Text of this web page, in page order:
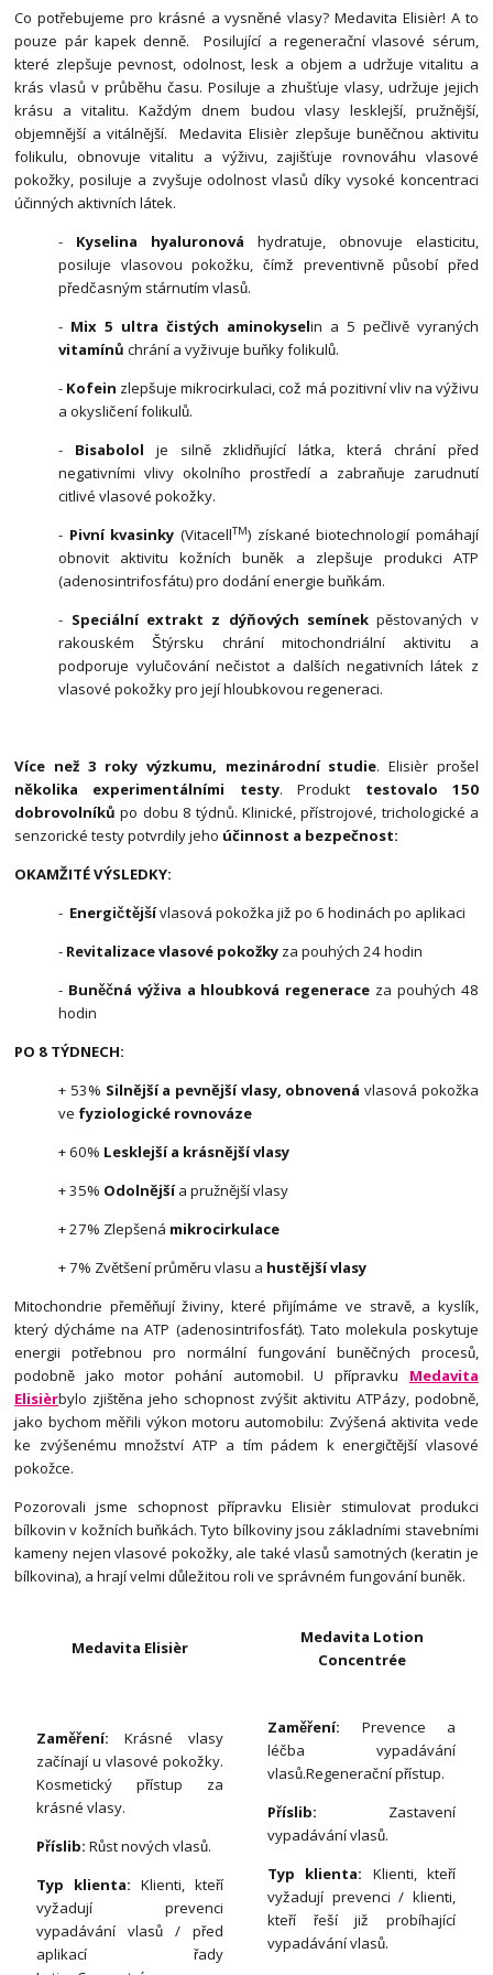
Co potřebujeme pro krásné a vysněné vlasy? Medavita Elisièr! A to
pouze pár kapek denně. Posilující a regenerační vlasové sérum,
které zlepšuje pevnost, odolnost, lesk a objem a udržuje vitalitu a
krás vlasů v průběhu času. Posiluje a zhušťuje vlasy, udržuje jejich
krásu a vitalitu. Každým dnem budou vlasy lesklejší, pružnější,
objemnější a vitálnější. Medavita Elisièr zlepšuje buněčnou aktivitu
folikulu, obnovuje vitalitu a výživu, zajišťuje rovnováhu vlasové
pokožky, posiluje a zvyšuje odolnost vlasů díky vysoké koncentraci
účinných aktivních látek.
- Kyselina hyaluronová hydratuje, obnovuje elasticitu,
posiluje vlasovou pokožku, čímž preventivně působí před
předčasným stárnutím vlasů.
- Mix 5 ultra čistých aminokyselin a 5 pečlivě vyraných
vitamínů chrání a vyživuje buňky folikulů.
- Kofein zlepšuje mikrocirkulaci, což má pozitivní vliv na výživu
a okysličení folikulů.
- Bisabolol je silně zklidňující látka, která chrání před
negativními vlivy okolního prostředí a zabraňuje zarudnutí
citlivé vlasové pokožky.
- Pivní kvasinky (VitacellTM) získané biotechnologií pomáhají
obnovit aktivitu kožních buněk a zlepšuje produkci ATP
(adenosintrifosfátu) pro dodání energie buňkám.
- Speciální extrakt z dýňových semínek pěstovaných v
rakouském Štýrsku chrání mitochondriální aktivitu a
podporuje vylučování nečistot a dalších negativních látek z
vlasové pokožky pro její hloubkovou regeneraci.
Více než 3 roky výzkumu, mezinárodní studie. Elisièr prošel
několika experimentálními testy. Produkt testovalo 150
dobrovolníků po dobu 8 týdnů. Klinické, přístrojové, trichologické a
senzorické testy potvrdily jeho účinnost a bezpečnost:
OKAMŽITÉ VÝSLEDKY:
- Energičtějšívlasová pokožka již po 6 hodinách po aplikaci
- Revitalizace vlasové pokožky za pouhých 24 hodin
- Buněčná výživa a hloubková regenerace za pouhých 48
hodin
PO 8 TÝDNECH:
+ 53% Silnější a pevnější vlasy, obnovenávlasová pokožka
ve fyziologické rovnováze
+ 60% Lesklejší a krásnější vlasy
+ 35% Odolnějšía pružnější vlasy
+ 27% Zlepšená mikrocirkulace
+ 7% Zvětšení průměru vlasu a hustější vlasy
Mitochondrie přeměňují živiny, které přijímáme ve stravě, a kyslík,
který dýcháme na ATP (adenosintrifosfát). Tato molekula poskytuje
energii potřebnou pro normální fungování buněčných procesů,
podobně jako motor pohání automobil. U přípravku Medavita
Elisièrbylo zjištěna jeho schopnost zvýšit aktivitu ATPázy, podobně,
jako bychom měřili výkon motoru automobilu: Zvýšená aktivita vede
ke zvýšenému množství ATP a tím pádem k energičtější vlasové
pokožce.
Pozorovali jsme schopnost přípravku Elisièr stimulovat produkci
bílkovin v kožních buňkách. Tyto bílkoviny jsou základními stavebními
kameny nejen vlasové pokožky, ale také vlasů samotných (keratin je
bílkovina), a hrají velmi důležitou roli ve správném fungování buněk.
Medavita Elisièr
Medavita Lotion
Concentrée
Zaměření: Krásné vlasy
začínají u vlasové pokožky.
Kosmetický přístup za
krásné vlasy.
Příslib:Růst nových vlasů.
Typ klienta:Klienti, kteří
vyžadují prevenci
vypadávání vlasů / před
aplikací řady
Zaměření: Prevence a
léčba vypadávání
vlasů.Regenerační přístup.
Příslib: Zastavení
vypadávání vlasů.
Typ klienta: Klienti, kteří
vyžadují prevenci / klienti,
kteří řeší již probíhající
vypadávání vlasů.